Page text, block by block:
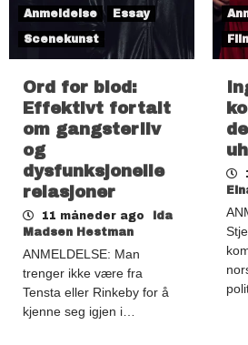
Anmeldelse
Essay
Scenekunst
Ord for blod:
Effektivt fortalt
om gangsterliv
og
dysfunksjonelle
relasjoner
11 måneder ago
Ida
Madsen Hestman
ANMELDELSE: Man
trenger ikke være fra
Tensta eller Rinkeby for å
kjenne seg igjen i…